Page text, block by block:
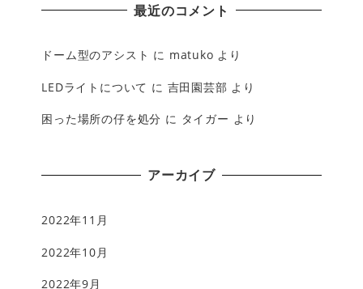
最近のコメント
ドーム型のアシスト に matuko より
LEDライトについて に 吉田園芸部 より
困った場所の仔を処分 に タイガー より
アーカイブ
2022年11月
2022年10月
2022年9月